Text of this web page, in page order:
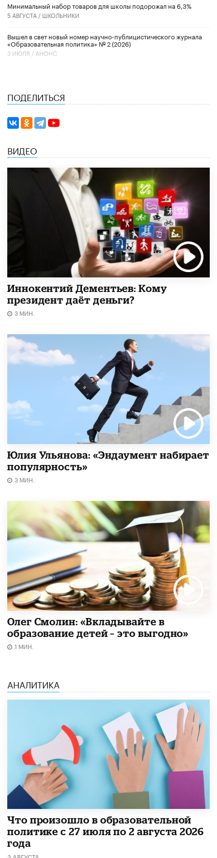
Минимальный набор товаров для школы подорожал на 6,3%
5 АВГУСТА / ШКОЛЬНИКИ
Вышел в свет новый номер научно-публицистического журнала
«Образовательная политика» № 2 (2026)
3 ИЮЛЯ / АНОНС
ПОДЕЛИТЬСЯ
ВИДЕО
Иннокентий Дементьев: Кому
президент даёт деньги?
3 МИН.
Юлия Ульянова: «Эндаумент набирает
популярность»
3 МИН.
Олег Смолин: «Вкладывайте в
образование детей – это выгодно»
1 МИН.
АНАЛИТИКА
​Что произошло в образовательной
политике с 27 июля по 2 августа 2026
года